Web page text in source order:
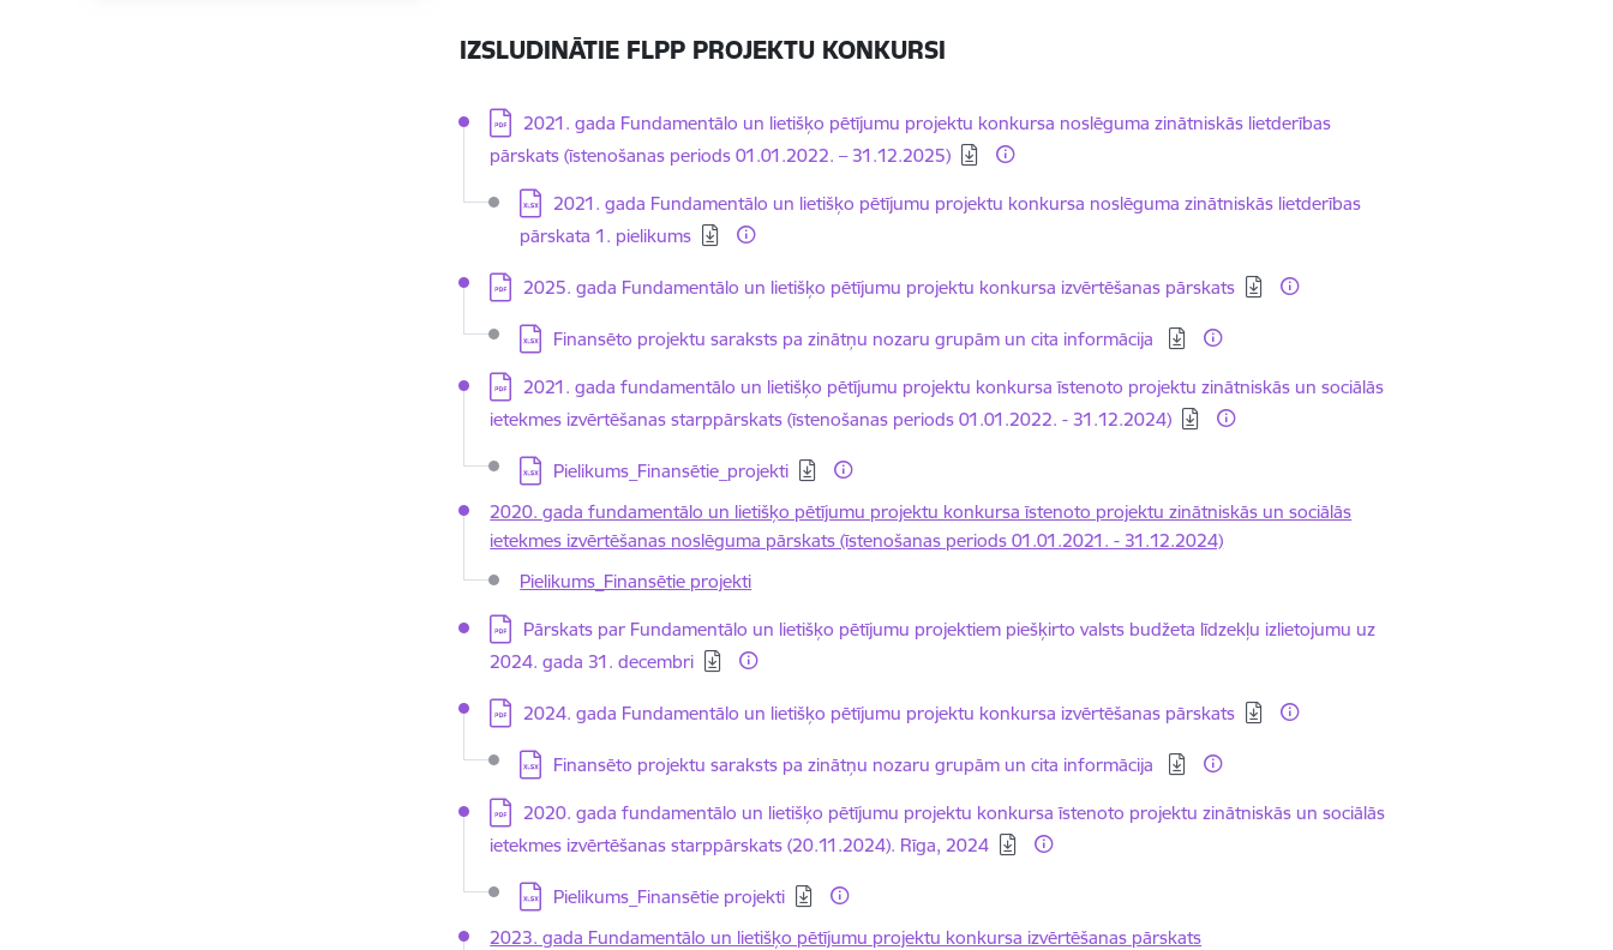
IZSLUDINĀTIE FLPP PROJEKTU KONKURSI
Lejupielādēt:
2021. gada Fundamentālo un lietišķo pētījumu projektu konkursa noslēguma zinātniskās lietderības
pārskats (īstenošanas periods 01.01.2022. – 31.12.2025)
Lejupielādēt:
2021. gada Fundamentālo un lietišķo pētījumu projektu konkursa noslēguma zinātniskās lietderības
pārskata 1. pielikums
Lejupielādēt:
2025. gada Fundamentālo un lietišķo pētījumu projektu konkursa izvērtēšanas pārskats
Lejupielādēt:
Finansēto projektu saraksts pa zinātņu nozaru grupām un cita informācija
Lejupielādēt:
2021. gada fundamentālo un lietišķo pētījumu projektu konkursa īstenoto projektu zinātniskās un sociālās
ietekmes izvērtēšanas starppārskats (īstenošanas periods 01.01.2022. - 31.12.2024)
Lejupielādēt:
Pielikums_Finansētie_projekti
2020. gada fundamentālo un lietišķo pētījumu projektu konkursa īstenoto projektu zinātniskās un sociālās
ietekmes izvērtēšanas noslēguma pārskats (īstenošanas periods 01.01.2021. - 31.12.2024)
Pielikums_Finansētie projekti
Lejupielādēt:
Pārskats par Fundamentālo un lietišķo pētījumu projektiem piešķirto valsts budžeta līdzekļu izlietojumu uz
2024. gada 31. decembri
Lejupielādēt:
2024. gada Fundamentālo un lietišķo pētījumu projektu konkursa izvērtēšanas pārskats
Lejupielādēt:
Finansēto projektu saraksts pa zinātņu nozaru grupām un cita informācija
Lejupielādēt:
2020. gada fundamentālo un lietišķo pētījumu projektu konkursa īstenoto projektu zinātniskās un sociālās
ietekmes izvērtēšanas starppārskats (20.11.2024). Rīga, 2024
Lejupielādēt:
Pielikums_Finansētie projekti
2023. gada Fundamentālo un lietišķo pētījumu projektu konkursa izvērtēšanas pārskats